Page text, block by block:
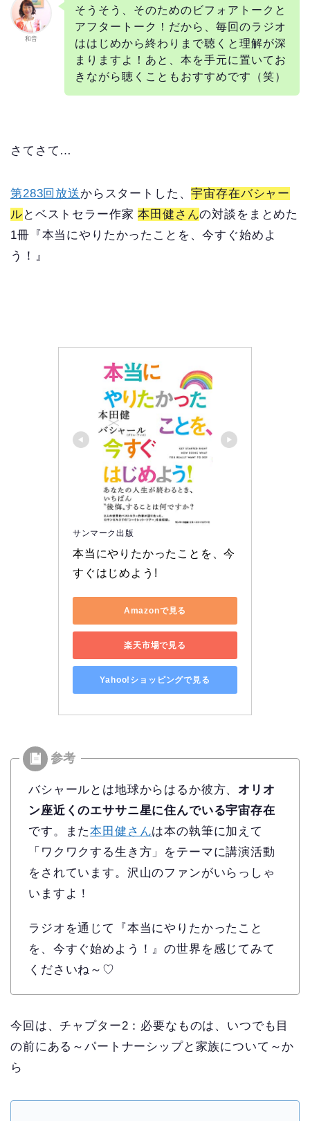
和音
そうそう、そのためのビフォアトークと
アフタートーク！だから、毎回のラジオ
ははじめから終わりまで聴くと理解が深
まりますよ！あと、本を手元に置いてお
きながら聴くこともおすすめです（笑）
さてさて…
第283回放送からスタートした、宇宙存在バシャー
ル とベストセラー作家本田健さんの対談をまとめた
1冊『本当にやりたかったことを、今すぐ始めよ
う！』
サンマーク出版
本当にやりたかったことを、今
すぐはじめよう!
Amazonで見る
楽天市場で見る
Yahoo!ショッピングで見る
バシャールとは地球からはるか彼方、 オリオ
ン座近くのエササニ星に住んでいる宇宙存在
です。また本田健さんは本の執筆に加えて
「ワクワクする生き方」をテーマに講演活動
をされています。沢山のファンがいらっしゃ
いますよ！
ラジオを通じて『本当にやりたかったこと
を、今すぐ始めよう！』の世界を感じてみて
くださいね～♡
今回は、チャプター2：必要なものは、いつでも目
の前にある～パートナーシップと家族について～か
ら